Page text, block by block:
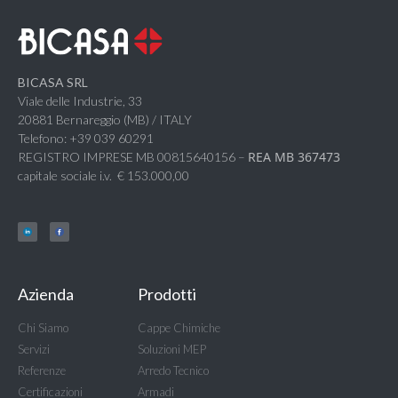
BICASA SRL
Viale delle Industrie, 33
20881 Bernareggio (MB) / ITALY
Telefono: +39 039 60291
REGISTRO IMPRESE MB 00815640156 – REA MB 367473
capitale sociale i.v. € 153.000,00
Azienda
Chi Siamo
Servizi
Referenze
Certificazioni
Prodotti
Cappe Chimiche
Soluzioni MEP
Arredo Tecnico
Armadi